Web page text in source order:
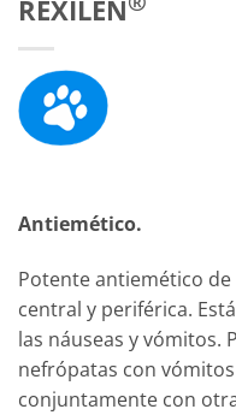
REXILÉN
Antiemético.
Potente antiemético
central y periférica.
las náuseas y vómitos.
nefrópatas con
conjuntamente con